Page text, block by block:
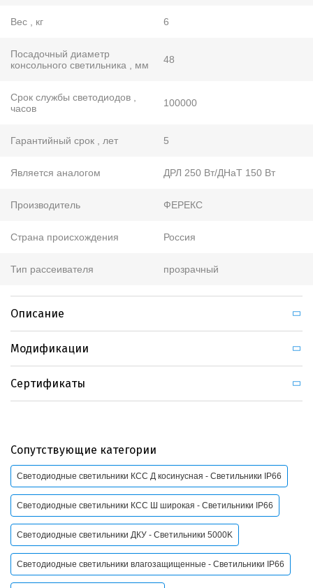
Вес , кг 6
Посадочный диаметр
консольного светильника , мм
48
Срок службы светодиодов ,
часов
100000
Гарантийный срок , лет 5
Является аналогом ДРЛ 250 Вт/ДНаТ 150 Вт
Производитель ФЕРЕКС
Страна происхождения Россия
Тип рассеивателя прозрачный
Описание
Модификации
Сертификаты
Сопутствующие категории
Светодиодные светильники КСС Д косинусная - Светильники IP66
Светодиодные светильники КСС Ш широкая - Светильники IP66
Светодиодные светильники ДКУ - Светильники 5000K
Светодиодные светильники влагозащищенные - Светильники IP66